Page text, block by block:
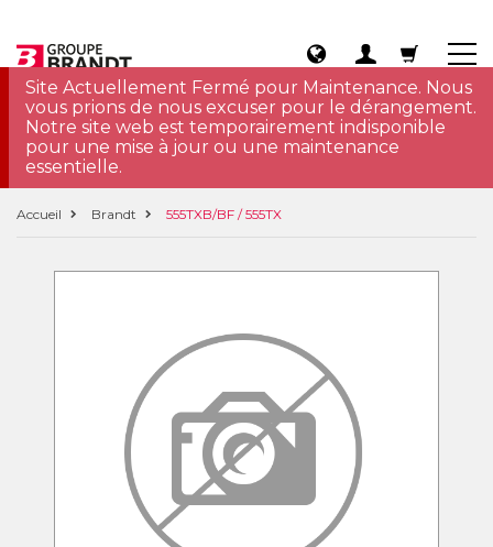
Site Actuellement Fermé pour Maintenance. Nous
vous prions de nous excuser pour le dérangement.
Notre site web est temporairement indisponible
pour une mise à jour ou une maintenance
essentielle.
Accueil Brandt 555TXB/BF / 555TX